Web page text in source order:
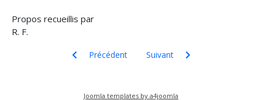
Propos recueillis par
R. F.
Article précédent : Krant van west-Flaanderen . J.
Précédent Article suivant : Classe 3,
Suivant
Joomla templates by a4joomla